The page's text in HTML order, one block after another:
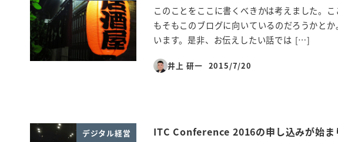
このことをここに書くべきかは考えました。
もそもこのブログに向いているのだろうかと
います。是非、お伝えしたい話では […]
井上 研一
投稿日
2015/7/20
デジタル経営 ITC Conference 2016の申し込みが始ま